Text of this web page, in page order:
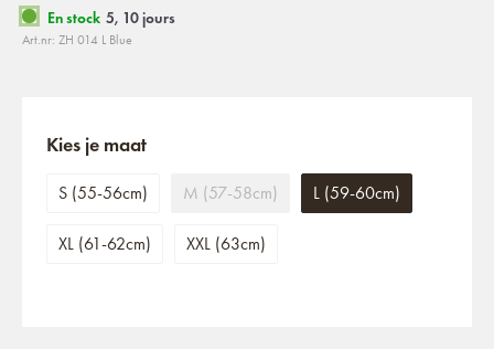
En stock 5, 10 jours
Art.nr: ZH 014 L Blue
Kies je maat
S (55-56cm) M (57-58cm) L (59-60cm)
XL (61-62cm) XXL (63cm)